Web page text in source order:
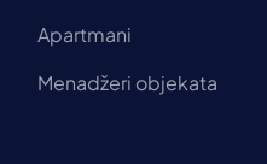
Apartmani
Menadžeri objekata